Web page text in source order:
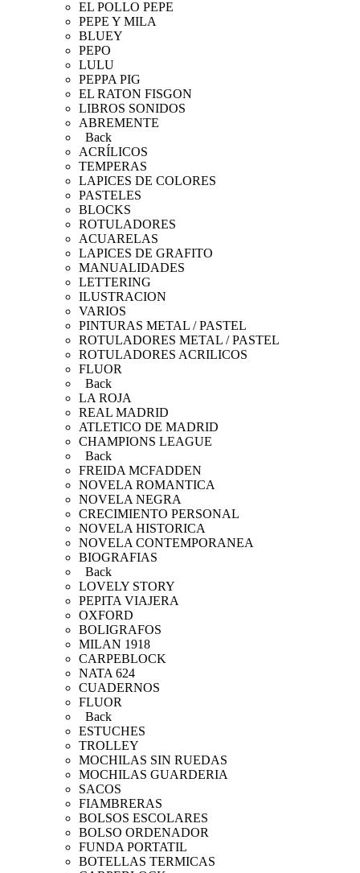
EL POLLO PEPE
PEPE Y MILA
BLUEY
PEPO
LULU
PEPPA PIG
EL RATON FISGON
LIBROS SONIDOS
ABREMENTE
Back
ACRÍLICOS
TEMPERAS
LAPICES DE COLORES
PASTELES
BLOCKS
ROTULADORES
ACUARELAS
LAPICES DE GRAFITO
MANUALIDADES
LETTERING
ILUSTRACION
VARIOS
PINTURAS METAL / PASTEL
ROTULADORES METAL / PASTEL
ROTULADORES ACRILICOS
FLUOR
Back
LA ROJA
REAL MADRID
ATLETICO DE MADRID
CHAMPIONS LEAGUE
Back
FREIDA MCFADDEN
NOVELA ROMANTICA
NOVELA NEGRA
CRECIMIENTO PERSONAL
NOVELA HISTORICA
NOVELA CONTEMPORANEA
BIOGRAFIAS
Back
LOVELY STORY
PEPITA VIAJERA
OXFORD
BOLIGRAFOS
MILAN 1918
CARPEBLOCK
NATA 624
CUADERNOS
FLUOR
Back
ESTUCHES
TROLLEY
MOCHILAS SIN RUEDAS
MOCHILAS GUARDERIA
SACOS
FIAMBRERAS
BOLSOS ESCOLARES
BOLSO ORDENADOR
FUNDA PORTATIL
BOTELLAS TERMICAS